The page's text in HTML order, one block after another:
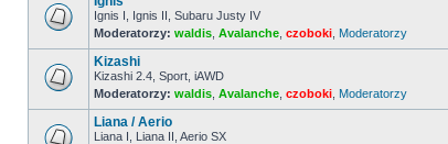
nieprzeczytanych
postów
Nie
ma
nieprzeczytanych
postów
Ignis I, Ignis II, Subaru Justy IV
Moderatorzy: waldis Avalanche czoboki Moderatorzy
Nie
ma
nieprzeczytanych
postów
Kizashi
Kizashi 2.4, Sport, iAWD
Moderatorzy: waldis Avalanche czoboki Moderatorzy
Liana / Aerio
Liana I, Liana II, Aerio SX